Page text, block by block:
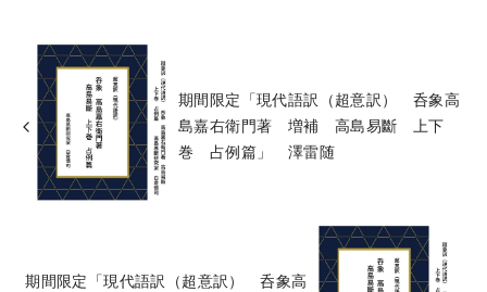
期間限定「現代語訳（超意訳） 呑象高
島嘉右衛門著 増補 高島易斷 上下
巻 占例篇」 澤雷随
期間限定「現代語訳（超意訳） 呑象高